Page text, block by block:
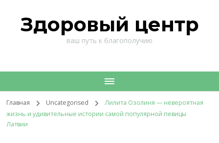
Здоровый центр
ваш путь к благополучию
Главная Uncategorised
Лилита Озолиня — невероятная
жизнь и удивительные истории самой популярной певицы
Латвии